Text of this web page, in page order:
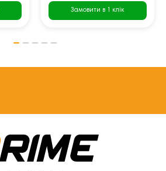
Замовити в 1 клік